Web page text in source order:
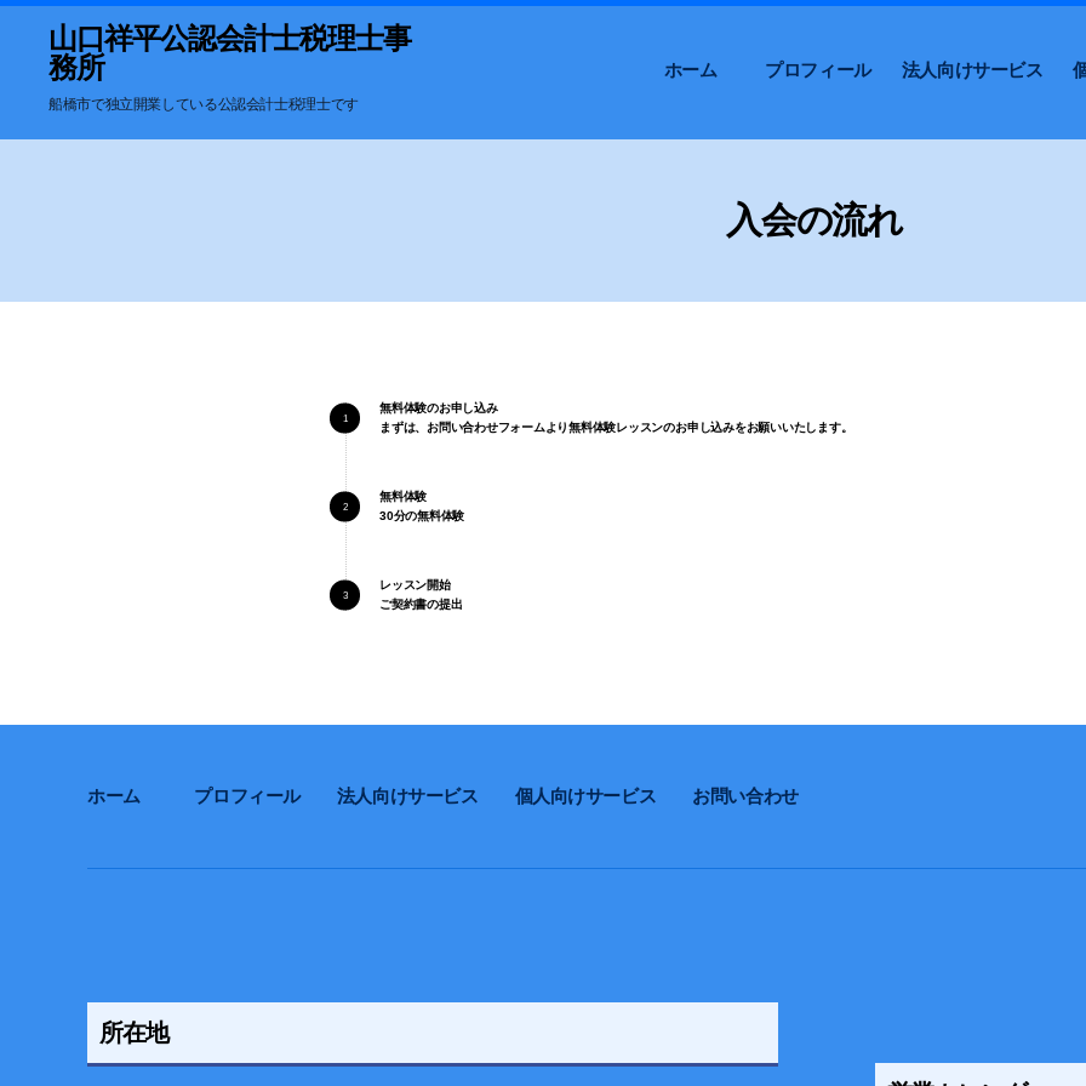
山口祥平公認会計士税理士事
務所
船橋市で独立開業している公認会計士税理士です
ホーム プロフィール 法人向けサービス
入会の流れ
無料体験のお申し込み
まずは、お問い合わせフォームより無料体験レッスンのお申し込みをお願いいたします。
無料体験
30分の無料体験
レッスン開始
ご契約書の提出
ホーム プロフィール 法人向けサービス 個人向けサービス お問い合わせ
所在地